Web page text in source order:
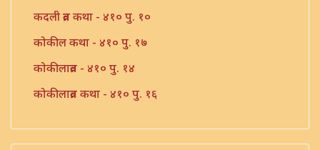
कदली व्रत कथा - ४१० पु. १०
कोकील कथा - ४१० पु. १७
कोकीलाव्रत - ४१० पु. १४
कोकीलाव्रत कथा - ४१० पु. १६
दशरथ ललिता व्रत कथा - ४१० पु. २६